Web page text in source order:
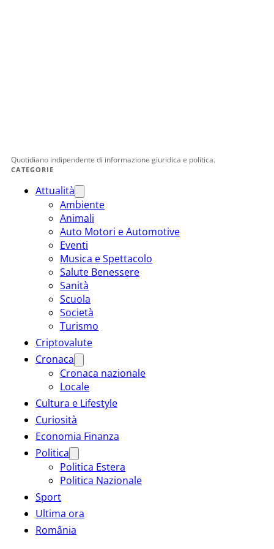
Quotidiano indipendente di informazione giuridica e politica.
CATEGORIE
Attualità
Ambiente
Animali
Auto Motori e Automotive
Eventi
Musica e Spettacolo
Salute Benessere
Sanità
Scuola
Società
Turismo
Criptovalute
Cronaca
Cronaca nazionale
Locale
Cultura e Lifestyle
Curiosità
Economia Finanza
Politica
Politica Estera
Politica Nazionale
Sport
Ultima ora
România